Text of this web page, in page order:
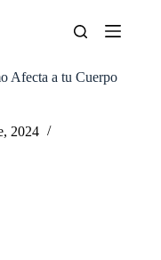
Afecta a tu Cuerpo
2024